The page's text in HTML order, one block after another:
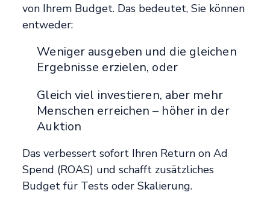
von Ihrem Budget. Das bedeutet, Sie können
entweder:
Weniger ausgeben und die gleichen
Ergebnisse erzielen, oder
Gleich viel investieren, aber mehr
Menschen erreichen – höher in der
Auktion
Das verbessert sofort Ihren Return on Ad
Spend (ROAS) und schafft zusätzliches
Budget für Tests oder Skalierung.